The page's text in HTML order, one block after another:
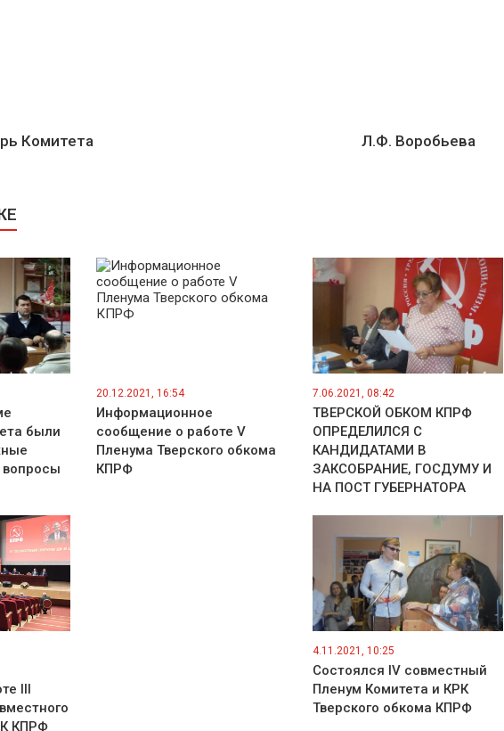
Комитета Л.Ф. Воробьева
были
вопросы
20.12.2021, 16:54
Информационное
сообщение о работе V
Пленума Тверского обкома
КПРФ
7.06.2021, 08:42
ТВЕРСКОЙ ОБКОМ КПРФ
ОПРЕДЕЛИЛСЯ С
КАНДИДАТАМИ В
ЗАКСОБРАНИЕ, ГОСДУМУ И
НА ПОСТ ГУБЕРНАТОРА
III
КПРФ
4.11.2021, 10:25
Состоялся IV совместный
Пленум Комитета и КРК
Тверского обкома КПРФ